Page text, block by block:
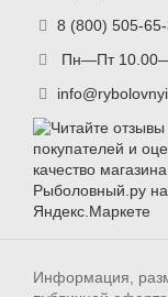
8 (800) 505-
Пн—Пт
Информация,